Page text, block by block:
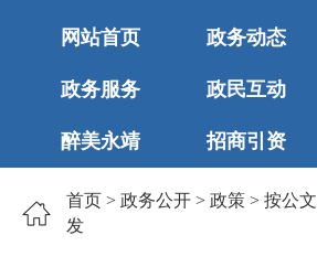
网站首页 政务动态
政务服务 政民互动
醉美永靖 招商引资
首页 > 政务公开 > 政策 > 按公
发